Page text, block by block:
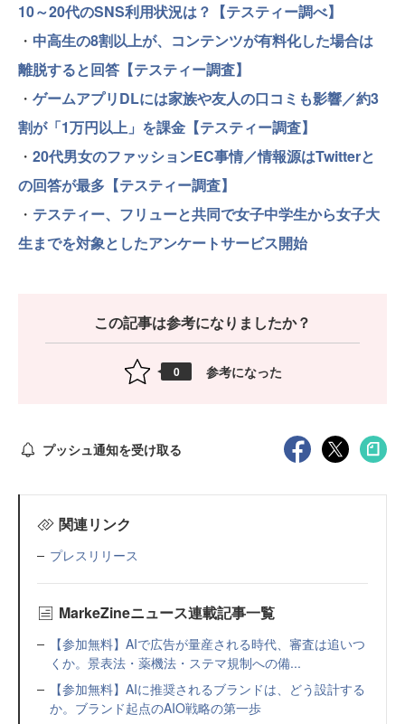
10～20代のSNS利用状況は？【テスティー調べ】
・ 中高生の8割以上が、コンテンツが有料化した場合は
離脱すると回答【テスティー調査】
・ ゲームアプリDLには家族や友人の口コミも影響／約3
割が「1万円以上」を課金【テスティー調査】
・ 20代男女のファッションEC事情／情報源はTwitterと
の回答が最多【テスティー調査】
・ テスティー、フリューと共同で女子中学生から女子大
生までを対象としたアンケートサービス開始
この記事は参考になりましたか？
0 参考になった
プッシュ通知を受け取る
関連リンク
プレスリリース
MarkeZineニュース連載記事一覧
【参加無料】AIで広告が量産される時代、審査は追いつ
くか。景表法・薬機法・ステマ規制への備...
【参加無料】AIに推奨されるブランドは、どう設計する
か。ブランド起点のAIO戦略の第一歩